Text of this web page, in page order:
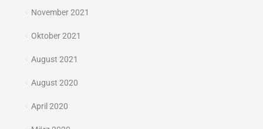
November 2021
Oktober 2021
August 2021
August 2020
April 2020